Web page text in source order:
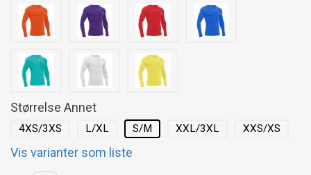
Størrelse Annet
4XS/3XS L/XL S/M XXL/3XL XXS/XS
Vis varianter som liste